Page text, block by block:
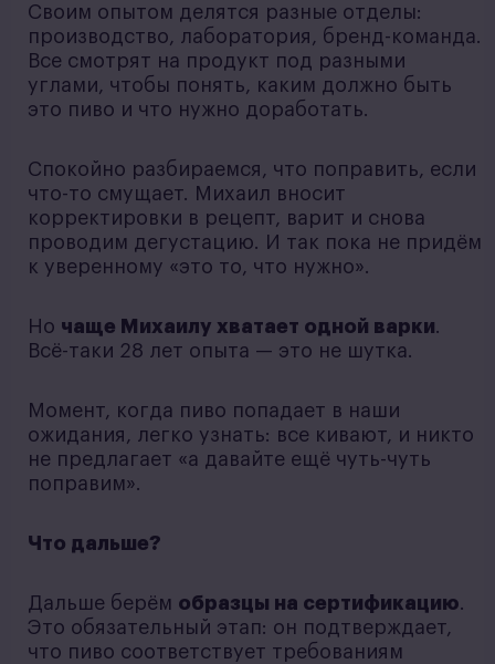
Своим опытом делятся разные отделы:
производство, лаборатория, бренд-команда.
Все смотрят на продукт под разными
углами, чтобы понять, каким должно быть
это пиво и что нужно доработать.
Спокойно разбираемся, что поправить, если
что-то смущает. Михаил вносит
корректировки в рецепт, варит и снова
проводим дегустацию. И так пока не придём
к уверенному «это то, что нужно».
Но чаще Михаилу хватает одной варки.
Всё-таки 28 лет опыта — это не шутка.
Момент, когда пиво попадает в наши
ожидания, легко узнать: все кивают, и никто
не предлагает «а давайте ещё чуть-чуть
поправим».
Что дальше?
Дальше берём образцы на сертификацию.
Это обязательный этап: он подтверждает,
что пиво соответствует требованиям